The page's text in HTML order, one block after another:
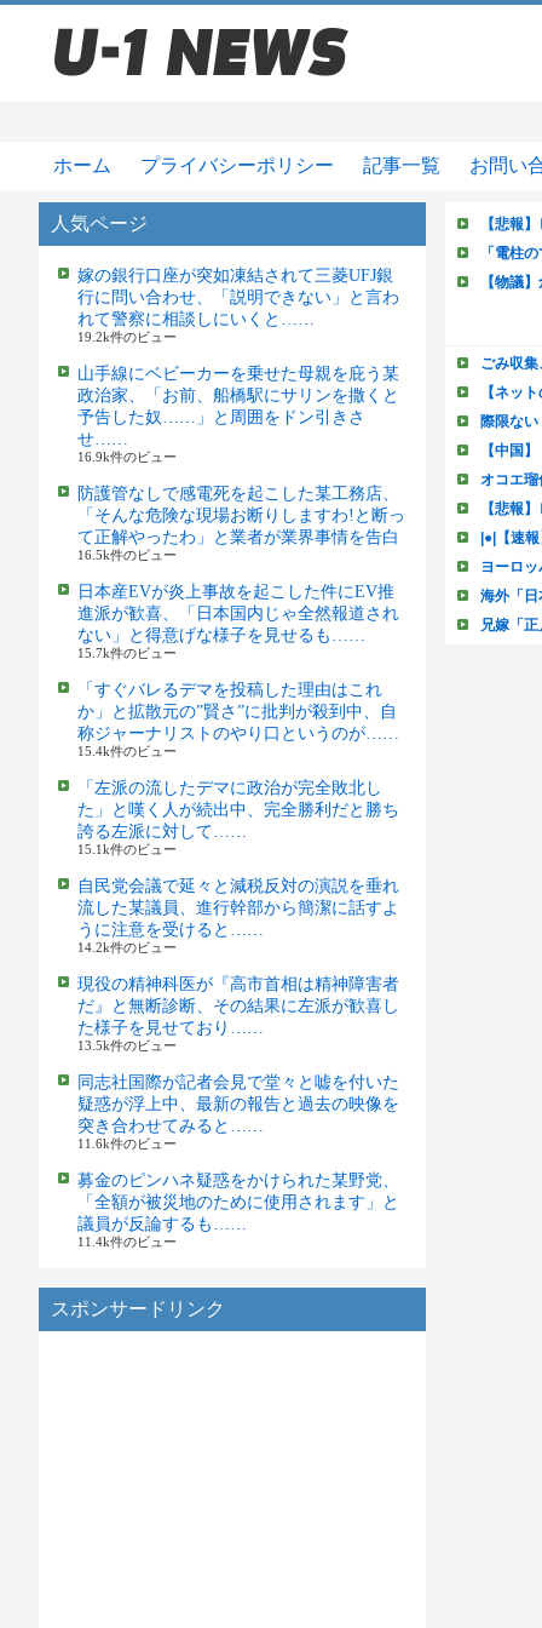
ホーム プライバシーポリシー 記事一覧 お問い
人気ページ
嫁の銀行口座が突如凍結されて三菱UFJ銀
行に問い合わせ、「説明できない」と言わ
れて警察に相談しにいくと……
19.2k件のビュー
山手線にベビーカーを乗せた母親を庇う某
政治家、「お前、船橋駅にサリンを撒くと
予告した奴……」と周囲をドン引きさ
せ……
16.9k件のビュー
防護管なしで感電死を起こした某工務店、
「そんな危険な現場お断りしますわ!と断っ
て正解やったわ」と業者が業界事情を告白
16.5k件のビュー
日本産EVが炎上事故を起こした件にEV推
進派が歓喜、「日本国内じゃ全然報道され
ない」と得意げな様子を見せるも……
15.7k件のビュー
「すぐバレるデマを投稿した理由はこれ
か」と拡散元の”賢さ”に批判が殺到中、自
称ジャーナリストのやり口というのが……
15.4k件のビュー
「左派の流したデマに政治が完全敗北し
た」と嘆く人が続出中、完全勝利だと勝ち
誇る左派に対して……
15.1k件のビュー
自民党会議で延々と減税反対の演説を垂れ
流した某議員、進行幹部から簡潔に話すよ
うに注意を受けると……
14.2k件のビュー
現役の精神科医が『高市首相は精神障害者
だ』と無断診断、その結果に左派が歓喜し
た様子を見せており……
13.5k件のビュー
同志社国際が記者会見で堂々と嘘を付いた
疑惑が浮上中、最新の報告と過去の映像を
突き合わせてみると……
11.6k件のビュー
募金のピンハネ疑惑をかけられた某野党、
「全額が被災地のために使用されます」と
議員が反論するも……
11.4k件のビュー
スポンサードリンク